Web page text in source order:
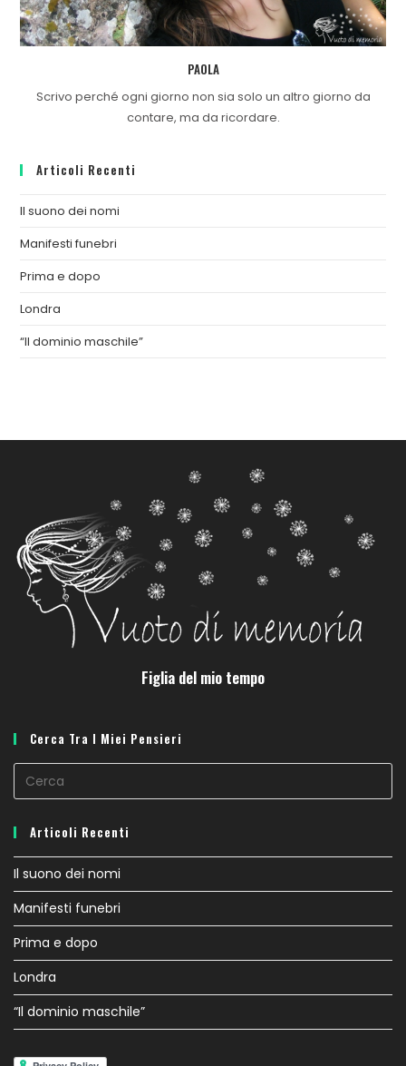
PAOLA
Scrivo perché ogni giorno non sia solo un altro giorno da
contare, ma da ricordare.
Articoli Recenti
Il suono dei nomi
Manifesti funebri
Prima e dopo
Londra
“Il dominio maschile”
Figlia del mio tempo
Cerca Tra I Miei Pensieri
Articoli Recenti
Il suono dei nomi
Manifesti funebri
Prima e dopo
Londra
“Il dominio maschile”